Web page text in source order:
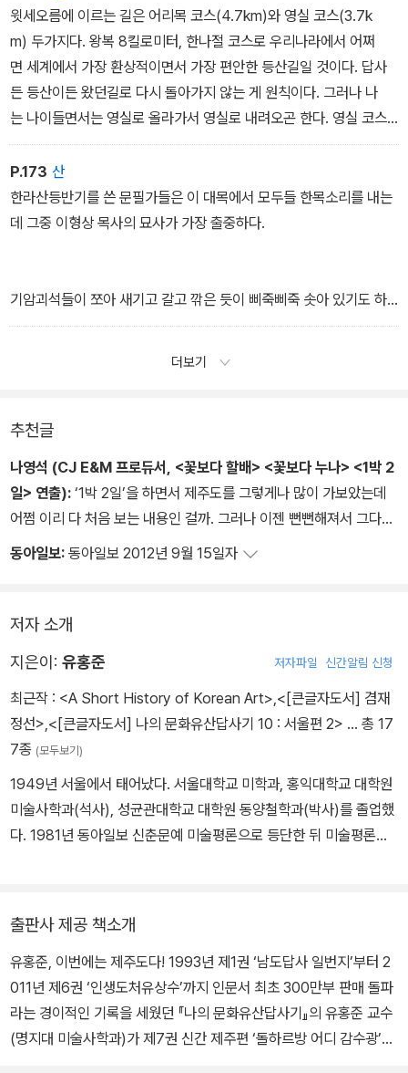
슴은 뛰고 있다. 우리는 그것만으로도 한라산의 신비로움과 아름다움
의 반은 만끽할 수 있다. 거기서 백록담까지는 1.3킬로미터 산행길이
다.
윗세오름에 이르는 길은 어리목 코스(4.7km)와 영실 코스(3.7k
m) 두가지다. 왕복 8킬로미터, 한나절 코스로 우리나라에서 어쩌
면 세계에서 가장 환상적이면서 가장 편안한 등산길일 것이다. 답사
든 등산이든 왔던길로 다시 돌아가지 않는 게 원칙이다. 그러나 나
는 나이들면서는 영실로 올라가서 영실로 내려오곤 한다. 영실 코스
는 윗세오름을 올려다보며오르다보면 백록담 봉우리의 절벽이 드라
마틱하게 나타나는 감동이 있고, 내려오는 길은 진달래밭 구상나무
숲 아래로 푸른 바다가 무한대로펼쳐지는 눈맛이 장쾌하기 때문이다.
영실 코스는 승용차가 영실 휴게소까지 올라갈 수 있어서 2.4 킬로미
P.173 산
한라산등반기를 쓴 문필가들은 이 대목에서 모두들 한목소리를 내는
데 그중 이형상 목사의 묘사가 가장 출중하다.
기암괴석들이 쪼아 새기고 갈고 깎은 듯이 삐죽삐죽 솟아 있기도 하
고, 떨어져 있기도 하고, 어기어 서 있기도 하고, 기울게 서 있기도 하
좋은 나무와 기이한 나무들이 푸르게 물들이고 치장하여 삼림이 빽빽
로 누워 있기도 하고, 비스듬히 서 있기도 하니, 마치 누가 어른인지다
투는 것도 같고, 누가 잘났는지 경쟁하는 것도 같고, 어지럽게 일어
나 춤추고 절하며 줄지어 있는 것 같기도 하다. 이는 토신이 힘을 다하
여 심어놓은 것이다.
더보기
추천글
나영석 (CJ E&M 프로듀서, <꽃보다 할배> <꽃보다 누나> <1박 2
일> 연출): ‘1박 2일’을 하면서 제주도를 그렇게나 많이 가보았는데
어쩜 이리 다 처음 보는 내용인 걸까. 그러나 이젠 뻔뻔해져서 그다지
창피하지도 않다. 경주 때도, 경복궁 때도 똑같이 느꼈던 감정이니까.
동아일보: 동아일보 2012년 9월 15일자
저자 소개
지은이: 유홍준 저자파일 신간알림 신청
최근작 : <A Short History of Korean Art>,<[큰글자도서] 겸재
정선>,<[큰글자도서] 나의 문화유산답사기 10 : 서울편 2> … 총 17
7종 (모두보기)
1949년 서울에서 태어났다. 서울대학교 미학과, 홍익대학교 대학원
미술사학과(석사), 성균관대학교 대학원 동양철학과(박사)를 졸업했
다. 1981년 동아일보 신춘문예 미술평론으로 등단한 뒤 미술평론가
사회 대표를 맡았다. 영남대학교 교수 및 박물관장, 명지대학교 교수
및 문화예술 대학원장과 석좌교수, 문화재청장을 역임했고 현재 국립
중앙박물관 관장으로 있다. 미술사 저술로 《모두를 위한 한국미술
사》, 《외국인을 위한 한국미술사》, 《안목》, 《명작순례》, 《국보순례》,
《유홍준의 한국미술사 강의》(전 6권), 《겸재 정선》, 《추사 김정희》,
출판사 제공 책소개
유홍준, 이번에는 제주도다! 1993년 제1권 ‘남도답사 일번지’부터 2
011년 제6권 ‘인생도처유상수’까지 인문서 최초 300만부 판매 돌파
라는 경이적인 기록을 세웠던 『나의 문화유산답사기』의 유홍준 교수
(명지대 미술사학과)가 제7권 신간 제주편 ‘돌하르방 어디 감수광’을